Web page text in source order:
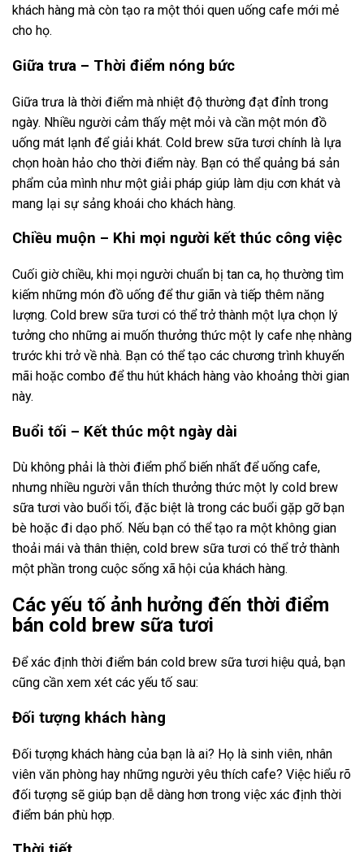
khách hàng mà còn tạo ra một thói quen uống cafe mới mẻ
cho họ.
Giữa trưa – Thời điểm nóng bức
Giữa trưa là thời điểm mà nhiệt độ thường đạt đỉnh trong
ngày. Nhiều người cảm thấy mệt mỏi và cần một món đồ
uống mát lạnh để giải khát. Cold brew sữa tươi chính là lựa
chọn hoàn hảo cho thời điểm này. Bạn có thể quảng bá sản
phẩm của mình như một giải pháp giúp làm dịu cơn khát và
mang lại sự sảng khoái cho khách hàng.
Chiều muộn – Khi mọi người kết thúc công việc
Cuối giờ chiều, khi mọi người chuẩn bị tan ca, họ thường tìm
kiếm những món đồ uống để thư giãn và tiếp thêm năng
lượng. Cold brew sữa tươi có thể trở thành một lựa chọn lý
tưởng cho những ai muốn thưởng thức một ly cafe nhẹ nhàng
trước khi trở về nhà. Bạn có thể tạo các chương trình khuyến
mãi hoặc combo để thu hút khách hàng vào khoảng thời gian
này.
Buổi tối – Kết thúc một ngày dài
Dù không phải là thời điểm phổ biến nhất để uống cafe,
nhưng nhiều người vẫn thích thưởng thức một ly cold brew
sữa tươi vào buổi tối, đặc biệt là trong các buổi gặp gỡ bạn
bè hoặc đi dạo phố. Nếu bạn có thể tạo ra một không gian
thoải mái và thân thiện, cold brew sữa tươi có thể trở thành
một phần trong cuộc sống xã hội của khách hàng.
Các yếu tố ảnh hưởng đến thời điểm
bán cold brew sữa tươi
Để xác định thời điểm bán cold brew sữa tươi hiệu quả, bạn
cũng cần xem xét các yếu tố sau:
Đối tượng khách hàng
Đối tượng khách hàng của bạn là ai? Họ là sinh viên, nhân
viên văn phòng hay những người yêu thích cafe? Việc hiểu rõ
đối tượng sẽ giúp bạn dễ dàng hơn trong việc xác định thời
điểm bán phù hợp.